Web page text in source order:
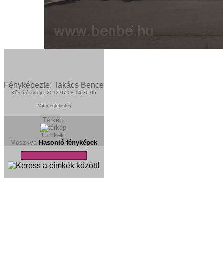
Fényképezte: Takács Bence
Készítés ideje: 2013:07:08 14:36:05
744 megtekintés
Térkép:
Címkék:
Moszkva Hasonló fényképek